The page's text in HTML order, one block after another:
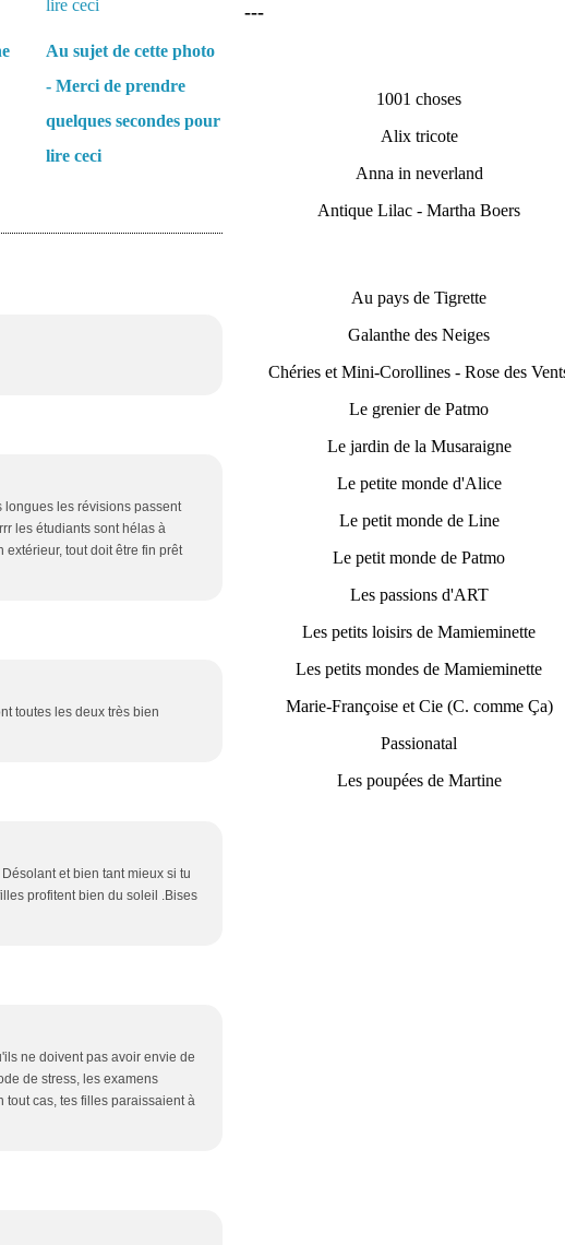
Au sujet de cette photo
- Merci de prendre
quelques secondes pour
lire ceci
longues les révisions passent
les étudiants sont hélas à
extérieur, tout doit être fin prêt
toutes les deux très bien
et bien tant mieux si tu
profitent bien du soleil .Bises
ne doivent pas avoir envie de
de stress, les examens
tout cas, tes filles paraissaient à
---
1001 choses
Alix tricote
Anna in neverland
Antique Lilac - Martha Boers
Au pays de Tigrette
Galanthe des Neiges
Chéries et Mini-Corollines - Rose des
Le grenier de Patmo
Le jardin de la Musaraigne
Le petite monde d'Alice
Le petit monde de Line
Le petit monde de Patmo
Les passions d'ART
Les petits loisirs de Mamieminette
Les petits mondes de Mamieminette
Marie-Françoise et Cie (C. comme Ça)
Passionatal
Les poupées de Martine